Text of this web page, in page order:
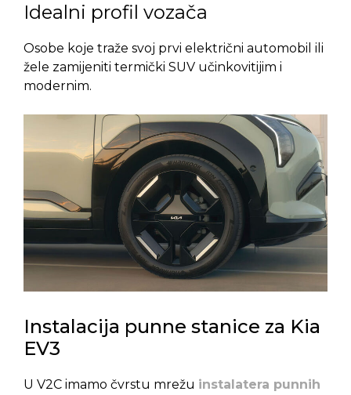
Idealni profil vozača
Osobe koje traže svoj prvi električni automobil ili
žele zamijeniti termički SUV učinkovitijim i
modernim.
Instalacija punne stanice za Kia
EV3
U V2C imamo čvrstu mrežu instalatera punnih